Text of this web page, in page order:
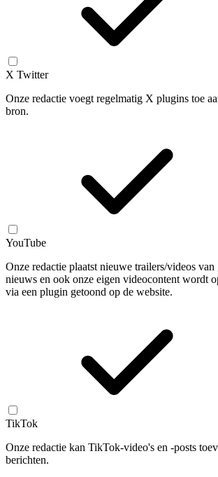
X Twitter
Onze redactie voegt regelmatig X plugins toe
bron.
YouTube
Onze redactie plaatst nieuwe trailers/videos van
nieuws en ook onze eigen videocontent wordt
via een plugin getoond op de website.
TikTok
Onze redactie kan TikTok-video's en -posts
berichten.